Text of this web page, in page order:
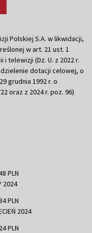
Polskiej S.A. w likwidacji,
w art. 21 ust. 1
telewizji (Dz. U. z 2022 r.
dotacji celowej, o
grudnia 1992 r. o
oraz z 2024 r. poz. 96)
PLN
2024
PLN
2024
PLN